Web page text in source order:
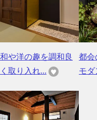
和や洋の趣を調和良
く取り入れ...
都会
モダ